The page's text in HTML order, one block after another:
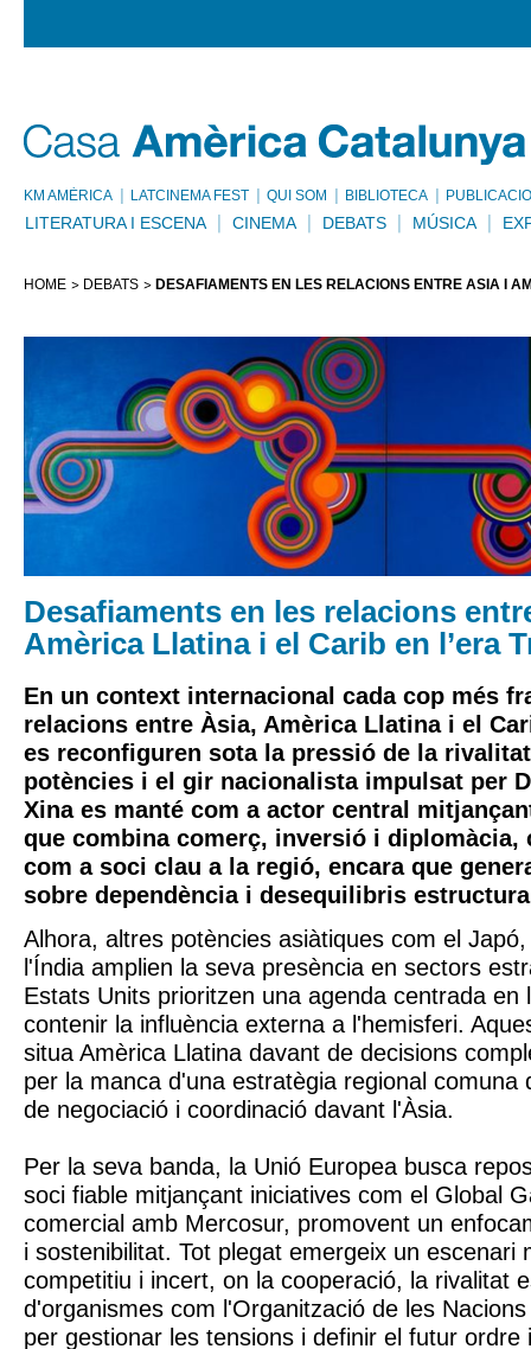
KM AMÈRICA LATCINEMA FEST QUI SOM BIBLIOTECA
LITERATURA I ESCENA CINEMA DEBATS MÚSICA
HOME DEBATS DESAFIAMENTS EN LES RELACIONS ENTRE ÀSIA I
Desafiaments en les relacions
Amèrica Llatina i el Carib en l’era
En un context internacional cada cop més
relacions entre Àsia, Amèrica Llatina i el
es reconfiguren sota la pressió de la
potències i el gir nacionalista impulsat per
Xina es manté com a actor central
que combina comerç, inversió i diplomàcia,
com a soci clau a la regió, encara que
sobre dependència i desequilibris
Alhora, altres potències asiàtiques com el
l'Índia amplien la seva presència en sectors
Estats Units prioritzen una agenda centrada en
contenir la influència externa a l'hemisferi.
situa Amèrica Llatina davant de decisions
per la manca d'una estratègia regional comuna
de negociació i coordinació davant l'Àsia.
Per la seva banda, la Unió Europea busca
soci fiable mitjançant iniciatives com el Global
comercial amb Mercosur, promovent un
i sostenibilitat. Tot plegat emergeix un escenari
competitiu i incert, on la cooperació, la rivalitat
d'organismes com l'Organització de les
per gestionar les tensions i definir el futur ordre